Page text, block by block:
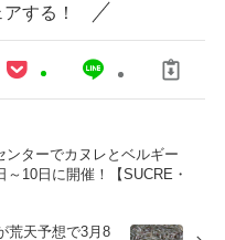
する！
ンターでカヌレとベルギー
10日に開催！【SUCRE・
荒天予想で3月8